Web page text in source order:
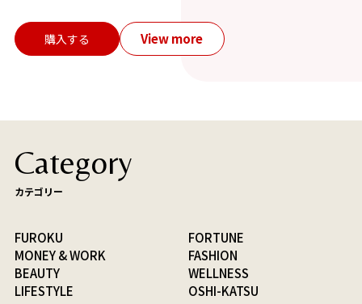
購入する View more
Category
カテゴリー
FUROKU
FORTUNE
MONEY & WORK
FASHION
BEAUTY
WELLNESS
LIFESTYLE
OSHI-KATSU